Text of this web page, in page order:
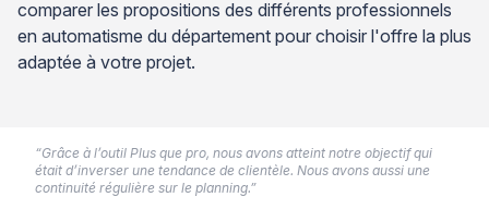
comparer les propositions des différents professionnels
en automatisme du département pour choisir l'offre la plus
adaptée à votre projet.
“Grâce à l’outil Plus que pro, nous avons atteint notre objectif qui
était d’inverser une tendance de clientèle. Nous avons aussi une
continuité régulière sur le planning.”